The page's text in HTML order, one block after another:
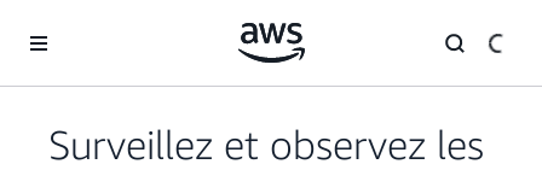
Surveillez et observez les